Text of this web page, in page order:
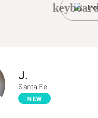
J.
Santa Fe
NEW